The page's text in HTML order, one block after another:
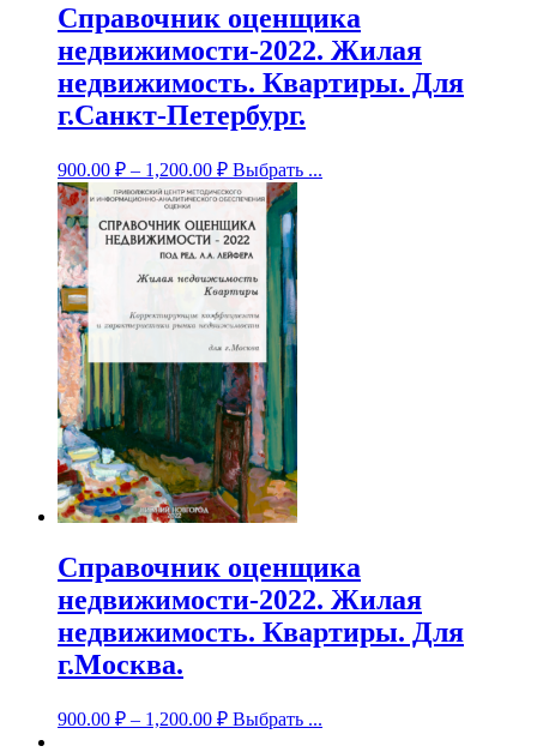
Справочник оценщика
недвижимости-2022. Жилая
недвижимость. Квартиры. Для
г.Санкт-Петербург.
900.00 ₽ – 1,200.00 ₽ Выбрать ...
Справочник оценщика
недвижимости-2022. Жилая
недвижимость. Квартиры. Для
г.Москва.
900.00 ₽ – 1,200.00 ₽ Выбрать ...